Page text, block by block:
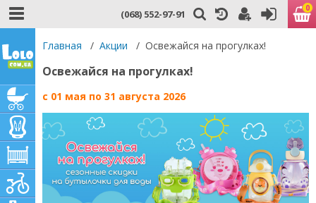
(068) 552-97-91 0
Главная / Акции / Освежайся на прогулках!
Освежайся на прогулках!
с 01 мая по 31 августа 2026